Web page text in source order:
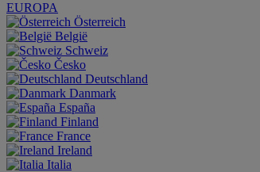
EUROPA
Österreich
België
Schweiz
Česko
Deutschland
Danmark
España
Finland
France
Ireland
Italia